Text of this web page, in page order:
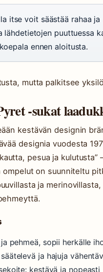
itse voit säästää rahaa ja
lähdetietojen puuttuessa
ennen aloitusta.
mutta palkitsee
-sukat
kestävän designin
designia vuodesta
pesua ja kulutusta”
on suunniteltu
ja
pehmeä, sopii herkälle
ja hajuja
kestävä ja nopeasti